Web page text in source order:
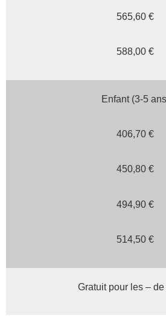
565,60 €
588,00 €
Enfant (3-5
406,70 €
450,80 €
494,90 €
514,50 €
Gratuit pour les – de